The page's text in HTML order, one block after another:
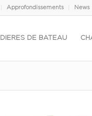
Approfondissements News
DE BATEAU